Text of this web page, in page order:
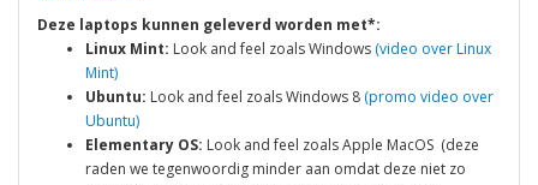
Deze laptops kunnen geleverd worden met*:
Linux Mint: Look and feel zoals Windows (video over Linux
Mint)
Ubuntu: Look and feel zoals Windows 8 (promo video over
Ubuntu)
Elementary OS: Look and feel zoals Apple MacOS (deze
raden we tegenwoordig minder aan omdat deze niet zo